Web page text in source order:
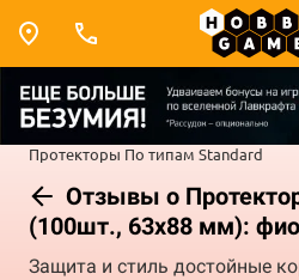
Протекторы По типам Standard
Отзывы о
(100шт., 63х88 мм):
Защита и стиль достойные